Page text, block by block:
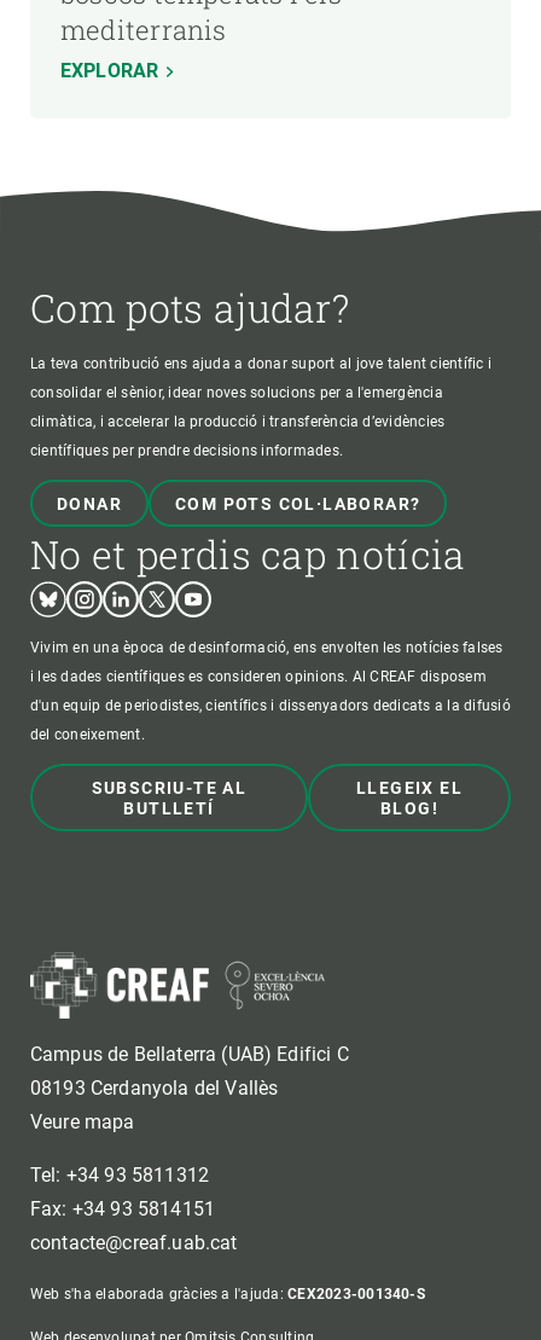
mediterranis
EXPLORAR
Com pots ajudar?
La teva contribució ens ajuda a donar suport al jove talent científic i
consolidar el sènior, idear noves solucions per a l'emergència
climàtica, i accelerar la producció i transferència d’evidències
científiques per prendre decisions informades.
DONAR COM POTS COL·LABORAR?
No et perdis cap notícia
BlueskyInstagram
LinkedinTwitterYoutube
Vivim en una època de desinformació, ens envolten les notícies falses
i les dades científiques es consideren opinions. Al CREAF disposem
d'un equip de periodistes, científics i dissenyadors dedicats a la difusió
del coneixement.
SUBSCRIU-TE AL
BUTLLETÍ
LLEGEIX EL
BLOG!
Campus de Bellaterra (UAB) Edifici C
08193 Cerdanyola del Vallès
Veure mapa
Tel: +34 93 5811312
Fax: +34 93 5814151
contacte@creaf.uab.cat
Web s'ha elaborada gràcies a l'ajuda:CEX2023-001340-S